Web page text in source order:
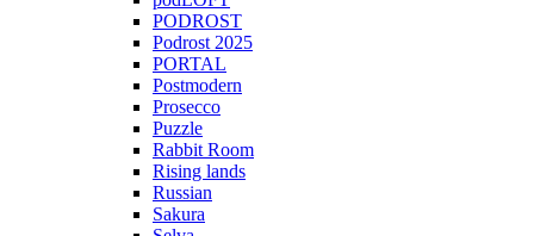
PODROST
Podrost 2025
PORTAL
Postmodern
Prosecco
Puzzle
Rabbit Room
Rising lands
Russian
Sakura